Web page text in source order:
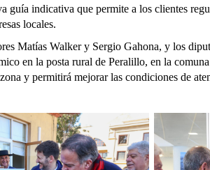
indicativa que permite a los clientes
locales.
Matías Walker y Sergio Gahona, y los
en la posta rural de Peralillo, en la
y permitirá mejorar las condiciones de